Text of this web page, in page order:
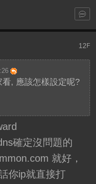
12 F
, 應該怎樣設定呢?
確定沒問題的
就好，
你ip就直接打